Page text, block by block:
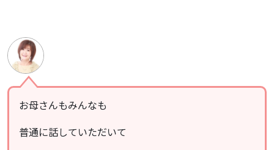
お母さんもみんなも
普通に話していただいて